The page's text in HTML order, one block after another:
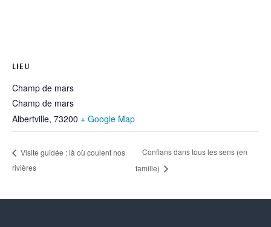
LIEU
Champ de mars
Champ de mars
Albertville, 73200 + Google Map
Visite guidée : là où coulent nos
rivières
Conflans dans tous les sens (en
famille)